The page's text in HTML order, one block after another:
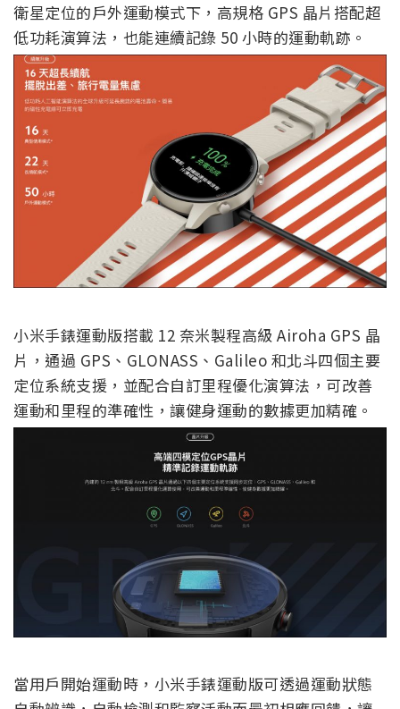
衛星定位的戶外運動模式下，高規格 GPS 晶片搭配超
低功耗演算法，也能連續記錄 50 小時的運動軌跡。
小米手錶運動版搭載 12 奈米製程高級 Airoha GPS 晶
片，通過 GPS、GLONASS、Galileo 和北斗四個主要
定位系統支援，並配合自訂里程優化演算法，可改善
運動和里程的準確性，讓健身運動的數據更加精確。
當用戶開始運動時，小米手錶運動版可透過運動狀態